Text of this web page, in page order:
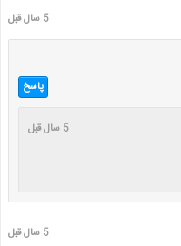
5 سال قبل
پاسخ
5 سال قبل
5 سال قبل